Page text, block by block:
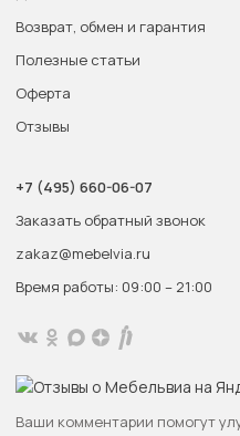
Возврат, обмен и гарантия
Полезные статьи
Оферта
Отзывы
+7 (495) 660-06-07
Заказать обратный звонок
zakaz@mebelvia.ru
Время работы: 09:00 – 21:00
Ваши комментарии помогут